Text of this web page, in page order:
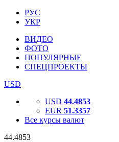
РУС
УКР
ВИДЕО
ФОТО
ПОПУЛЯРНЫЕ
СПЕЦПРОЕКТЫ
USD
USD 44.4853
EUR 51.3357
Все курсы валют
44.4853